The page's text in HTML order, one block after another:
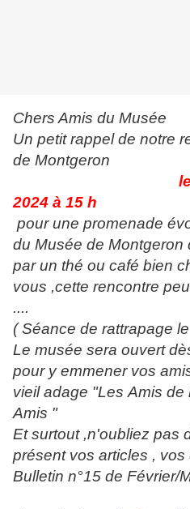
Chers Amis du Musée
Un petit rappel de notre
de Montgeron
2024 à 15 h
pour une promenade
du Musée de Montgeron
par un thé ou café bien
vous ,cette rencontre
....
( Séance de rattrapage
Le musée sera ouvert
pour y emmener vos
vieil adage "Les Amis de
Amis "
Et surtout ,n'oubliez pas
présent vos articles ,
Bulletin n°15 de Février/